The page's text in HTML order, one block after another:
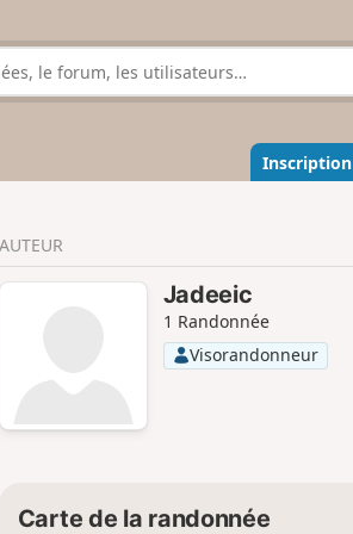
Inscription
AUTEUR
Jadeeic
1 Randonnée
Visorandonneur
Carte de la randonnée